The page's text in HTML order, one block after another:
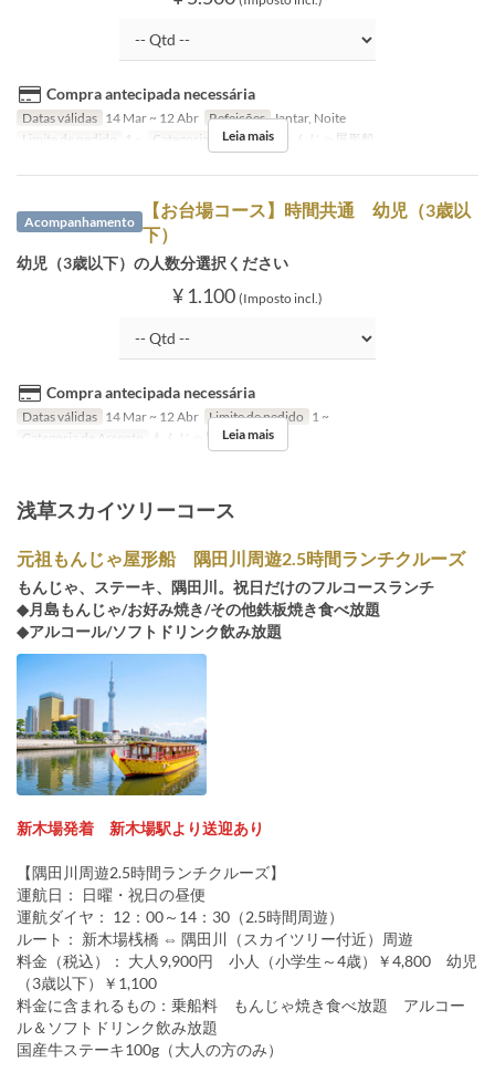
Compra antecipada necessária
Datas válidas 14 Mar ~ 12 Abr Refeições Jantar, Noite
Limite de pedido
1 ~ Categoria de Assento もんじゃ屋形船
Leia mais
Acompanhamento
【お台場コース】時間共通 幼児（3歳以
下）
幼児（3歳以下）の人数分選択ください
¥ 1.100 (Imposto incl.)
Compra antecipada necessária
Datas válidas 14 Mar ~ 12 Abr Limite de pedido 1 ~
Categoria de Assento
もんじゃ屋形船Leia mais
浅草スカイツリーコース
元祖もんじゃ屋形船 隅田川周遊2.5時間ランチクルーズ
もんじゃ、ステーキ、隅田川。祝日だけのフルコースランチ
◆月島もんじゃ/お好み焼き/その他鉄板焼き食べ放題
◆アルコール/ソフトドリンク飲み放題
新木場発着 新木場駅より送迎あり
【隅田川周遊2.5時間ランチクルーズ】
運航日： 日曜・祝日の昼便
運航ダイヤ： 12：00～14：30（2.5時間周遊）
ルート： 新木場桟橋 ⇔ 隅田川（スカイツリー付近）周遊
料金（税込）： 大人9,900円 小人（小学生～4歳）￥4,800 幼児
（3歳以下）￥1,100
料金に含まれるもの：乗船料 もんじゃ焼き食べ放題 アルコー
ル＆ソフトドリンク飲み放題
国産牛ステーキ100g（大人の方のみ）